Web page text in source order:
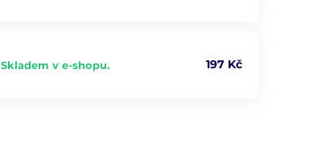
Skladem v e-shopu. 197 Kč